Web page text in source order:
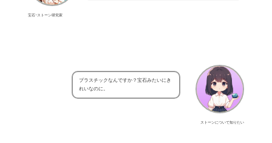
宝石･ストーン研究家
ストーンについて知りたい
プラスチックなんですか？宝石みたいにき
れいなのに。